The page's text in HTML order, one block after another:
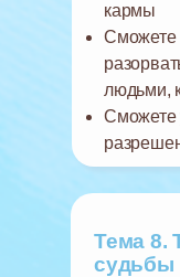
Тема 8.
судьбы
кармы
Сможете
людьми,
Сможете